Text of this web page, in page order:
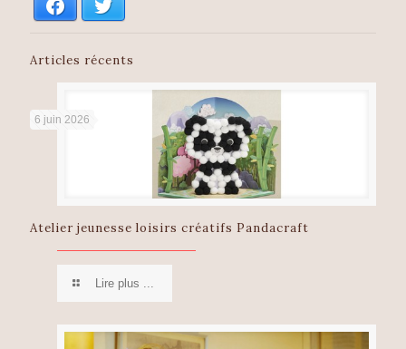
Facebook
Articles récents
6 juin 2026
Atelier jeunesse loisirs créatifs Pandacraft
Lire plus ...